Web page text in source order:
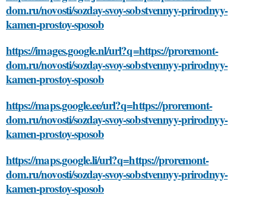
dom.ru/novosti/sozday-svoy-sobstvennyy-prirodnyy-
kamen-prostoy-sposob
https://images.google.nl/url?q=https://proremont-
dom.ru/novosti/sozday-svoy-sobstvennyy-prirodnyy-
kamen-prostoy-sposob
https://maps.google.ee/url?q=https://proremont-
dom.ru/novosti/sozday-svoy-sobstvennyy-prirodnyy-
kamen-prostoy-sposob
https://maps.google.li/url?q=https://proremont-
dom.ru/novosti/sozday-svoy-sobstvennyy-prirodnyy-
kamen-prostoy-sposob